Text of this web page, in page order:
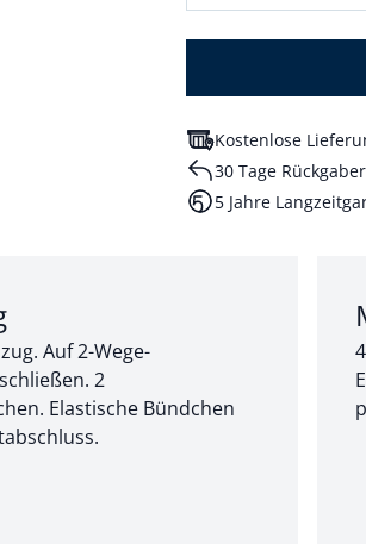
Kostenlose
30 Tage
5 Jahre
Auf 2-Wege-
2
Elastische Bündchen